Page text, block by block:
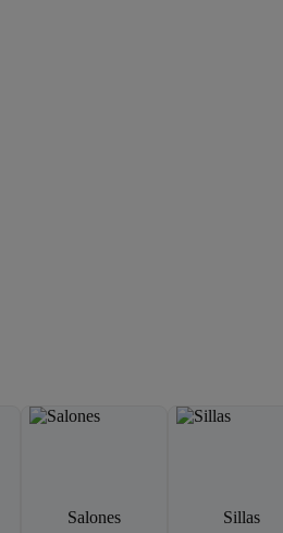
Salones Sillas